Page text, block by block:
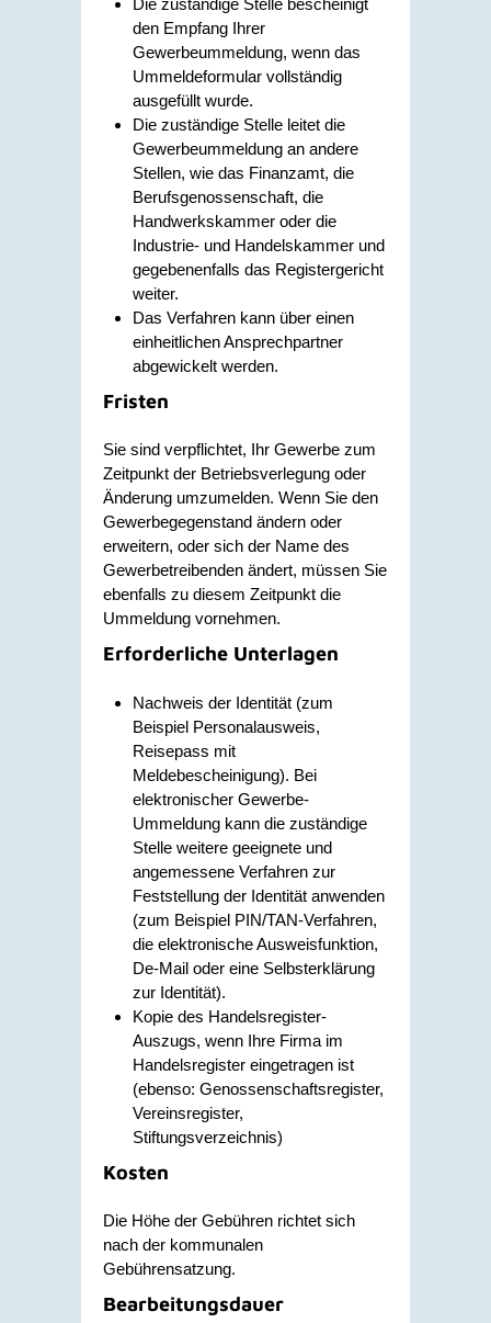
den Empfang Ihrer
Gewerbeummeldung, wenn das
Ummeldeformular vollständig
ausgefüllt wurde.
Die zuständige Stelle leitet die
Gewerbeummeldung an andere
Stellen, wie das Finanzamt, die
Berufsgenossenschaft, die
Handwerkskammer oder die
Industrie- und Handelskammer und
gegebenenfalls das Registergericht
weiter.
Das Verfahren kann über einen
einheitlichen Ansprechpartner
abgewickelt werden.
Fristen
Sie sind verpflichtet, Ihr Gewerbe zum
Zeitpunkt der Betriebsverlegung oder
Änderung umzumelden. Wenn Sie den
Gewerbegegenstand ändern oder
erweitern, oder sich der Name des
Gewerbetreibenden ändert, müssen Sie
ebenfalls zu diesem Zeitpunkt die
Ummeldung vornehmen.
Erforderliche Unterlagen
Nachweis der Identität (zum
Beispiel Personalausweis,
Reisepass mit
Meldebescheinigung). Bei
elektronischer Gewerbe-
Ummeldung kann die zuständige
Stelle weitere geeignete und
angemessene Verfahren zur
Feststellung der Identität anwenden
(zum Beispiel PIN/TAN-Verfahren,
die elektronische Ausweisfunktion,
De-Mail oder eine Selbsterklärung
zur Identität).
Kopie des Handelsregister-
Auszugs, wenn Ihre Firma im
Handelsregister eingetragen ist
(ebenso: Genossenschaftsregister,
Vereinsregister,
Stiftungsverzeichnis)
Kosten
Die Höhe der Gebühren richtet sich
nach der kommunalen
Gebührensatzung.
Bearbeitungsdauer